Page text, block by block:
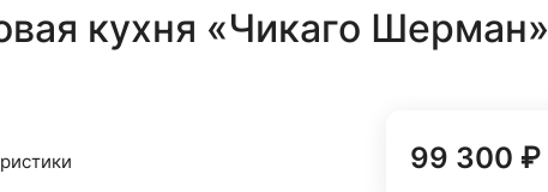
кухня «Чикаго Шерман»
99 300 ₽